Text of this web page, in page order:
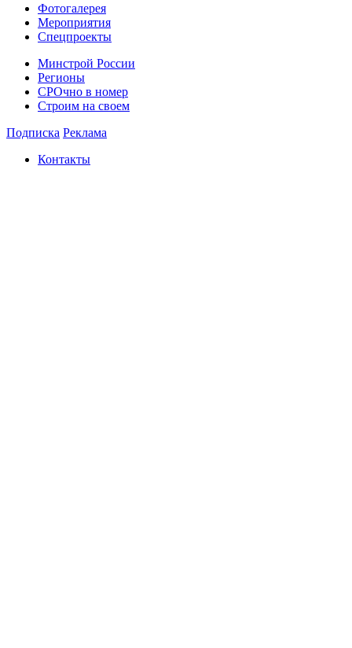
Фотогалерея
Мероприятия
Спецпроекты
Минстрой России
Регионы
СРОчно в номер
Строим на своем
Подписка Реклама
Контакты